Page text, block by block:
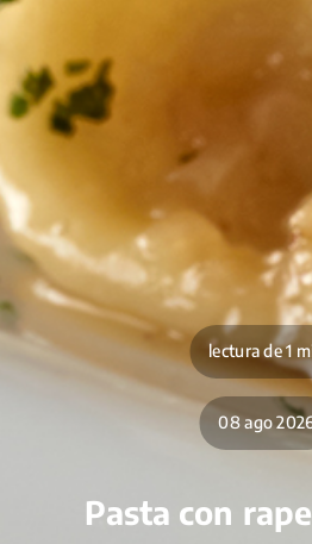
lectura de 1
08 ago
Pasta con